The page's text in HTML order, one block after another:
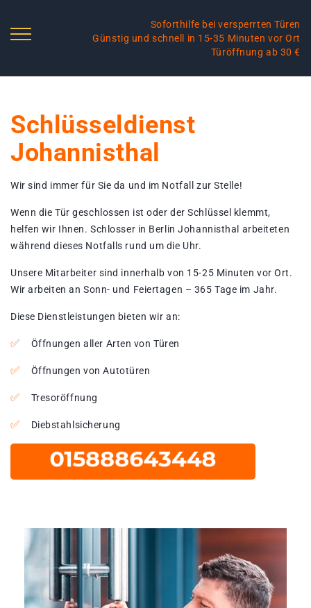
Soforthilfe bei versperrten Türen
Günstig und schnell in 15-35 Minuten vor Ort
Türöffnung ab 30 €
Schlüsseldienst
Johannisthal
Wir sind immer für Sie da und im Notfall zur Stelle!
Wenn die Tür geschlossen ist oder der Schlüssel klemmt,
helfen wir Ihnen. Schlosser in Berlin Johannisthal arbeiteten
während dieses Notfalls rund um die Uhr.
Unsere Mitarbeiter sind innerhalb von 15-25 Minuten vor Ort.
Wir arbeiten an Sonn- und Feiertagen – 365 Tage im Jahr.
Diese Dienstleistungen bieten wir an:
Öffnungen aller Arten von Türen
Öffnungen von Autotüren
Tresoröffnung
Diebstahlsicherung